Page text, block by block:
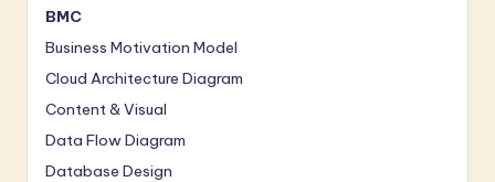
a
ti
o
n
BMC
Business Motivation Model
Cloud Architecture Diagram
Content & Visual
Data Flow Diagram
Database Design